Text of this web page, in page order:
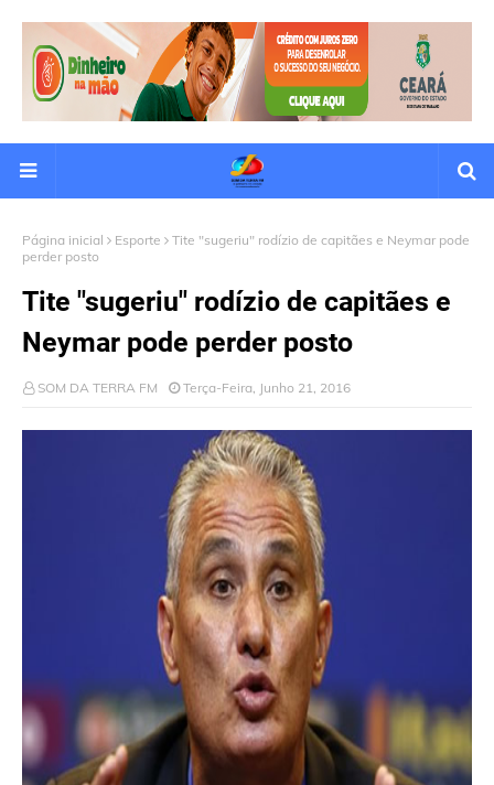
Página inicial Esporte
Tite "sugeriu" rodízio de capitães e Neymar pode
perder posto
Tite "sugeriu" rodízio de capitães e
Neymar pode perder posto
SOM DA TERRA FM Terça-Feira, Junho 21, 2016